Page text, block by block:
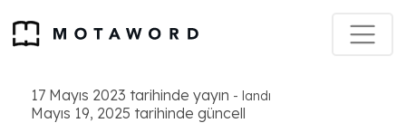
17 Mayıs 2023 tarihinde yayın - landı
Mayıs 19, 2025 tarihinde güncell